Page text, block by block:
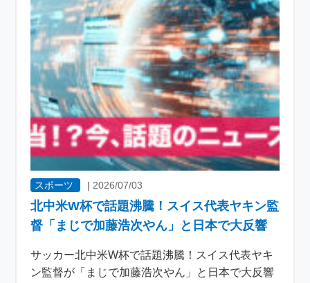
スポーツ | 2026/07/03
北中米W杯で話題沸騰！スイス代表ヤキン監
督「まじで加藤浩次やん」と日本で大反響
サッカー北中米W杯で話題沸騰！スイス代表ヤキ
ン監督が「まじで加藤浩次やん」と日本で大反響